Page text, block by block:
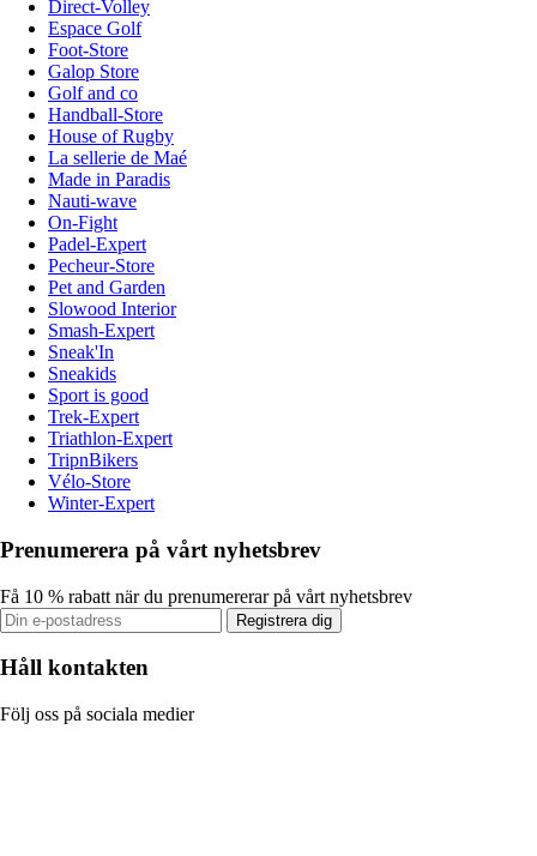
Direct-Volley
Espace Golf
Foot-Store
Galop Store
Golf and co
Handball-Store
House of Rugby
La sellerie de Maé
Made in Paradis
Nauti-wave
On-Fight
Padel-Expert
Pecheur-Store
Pet and Garden
Slowood Interior
Smash-Expert
Sneak'In
Sneakids
Sport is good
Trek-Expert
Triathlon-Expert
TripnBikers
Vélo-Store
Winter-Expert
Prenumerera på vårt nyhetsbrev
Få 10 % rabatt när du prenumererar på vårt nyhetsbrev
Registrera dig
Håll kontakten
Följ oss på sociala medier